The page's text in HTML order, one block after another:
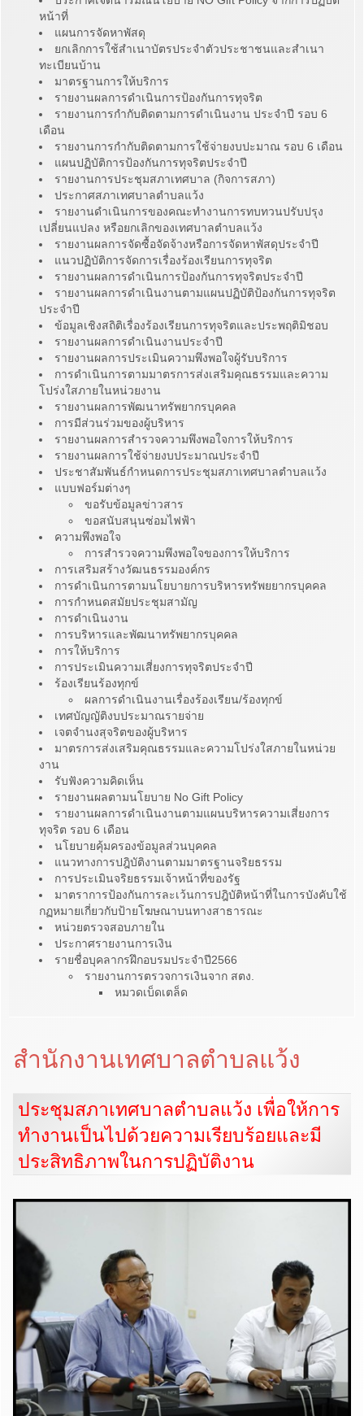
หน้าที่
แผนการจัดหาพัสดุ
ยกเลิกการใช้สำเนาบัตรประจำตัวประชาชนและสำเนา
ทะเบียนบ้าน
มาตรฐานการให้บริการ
รายงานผลการดำเนินการป้องกันการทุจริต
รายงานการกำกับติดตามการดำเนินงาน ประจำปี รอบ 6
เดือน
รายงานการกำกับติดตามการใช้จ่ายงบปะมาณ รอบ 6 เดือน
แผนปฏิบัติการป้องกันการทุจริตประจำปี
รายงานการประชุมสภาเทศบาล (กิจการสภา)
ประกาศสภาเทศบาลตำบลแว้ง
รายงานดำเนินการของคณะทำงานการทบทวนปรับปรุง
เปลี่ยนแปลง หรือยกเลิกของเทศบาลตำบลแว้ง
รายงานผลการจัดซื้อจัดจ้างหรือการจัดหาพัสดุประจำปี
แนวปฏิบัติการจัดการเรื่องร้องเรียนการทุจริต
รายงานผลการดำเนินการป้องกันการทุจริตประจำปี
รายงานผลการดำเนินงานตามแผนปฏิบัติป้องกันการทุจริต
ประจำปี
ข้อมูลเชิงสถิติเรื่องร้องเรียนการทุจริตและประพฤติมิชอบ
รายงานผลการดำเนินงานประจำปี
รายงานผลการประเมินความพึงพอใจผู้รับบริการ
การดำเนินการตามมาตรการส่งเสริมคุณธรรมและความ
โปร่งใสภายในหน่วยงาน
รายงานผลการพัฒนาทรัพยากรบุคคล
การมีส่วนร่วมของผู้บริหาร
รายงานผลการสำรวจความพึงพอใจการให้บริการ
รายงานผลการใช้จ่ายงบประมาณประจำปี
ประชาสัมพันธ์กำหนดการประชุมสภาเทศบาลตำบลแว้ง
แบบฟอร์มต่างๆ
ขอรับข้อมูลข่าวสาร
ขอสนับสนุนซ่อมไฟฟ้า
ความพึงพอใจ
การสำรวจความพึงพอใจของการให้บริการ
การเสริมสร้างวัฒนธรรมองค์กร
การดำเนินการตามนโยบายการบริหารทรัพยยากรบุคคล
การกำหนดสมัยประชุมสามัญ
การดำเนินงาน
การบริหารและพัฒนาทรัพยากรบุคคล
การให้บริการ
การประเมินความเสี่ยงการทุจริตประจำปี
ร้องเรียนร้องทุกข์
ผลการดำเนินงานเรื่องร้องเรียน/ร้องทุกข์
เทศบัญญัติงบประมาณรายจ่าย
เจตจำนงสุจริตของผู้บริหาร
มาตรการส่งเสริมคุณธรรมและความโปร่งใสภายในหน่วย
งาน
รับฟังความคิดเห็น
รายงานผลตามนโยบาย No Gift Policy
รายงานผลการดำเนินงานตามแผนบริหารความเสี่ยงการ
ทุจริต รอบ 6 เดือน
นโยบายคุ้มครองข้อมูลส่วนบุคคล
แนวทางการปฎิบัติงานตามมาตรฐานจริยธรรม
การประเมินจริยธรรมเจ้าหน้าที่ของรัฐ
มาตราการป้องกันการละเว้นการปฎิบัติหน้าที่ในการบังคับใช้
กฏหมายเกี่ยวกับป้ายโฆษณาบนทางสาธารณะ
หน่วยตรวจสอบภายใน
ประกาศรายงานการเงิน
รายชื่อบุคลากรฝึกอบรมประจำปี2566
รายงานการตรวจการเงินจาก สตง.
หมวดเบ็ดเตล็ด
สำนักงานเทศบาลตำบลแว้ง
ประชุมสภาเทศบาลตำบลแว้ง เพื่อให้การ
ทำงานเป็นไปด้วยความเรียบร้อยและมี
ประสิทธิภาพในการปฏิบัติงาน